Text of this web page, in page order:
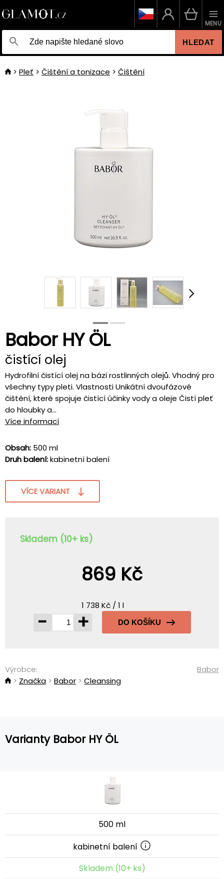
HLEDAT
MENU
Pleť Čištění a tonizace Čištění
Babor HY ÖL
čistící olej
Hydrofilní čistící olej na bázi rostlinných olejů. Vhodný pro
všechny typy pleti. Vlastnosti Unikátní dvoufázové
čištění, které spojuje čistící účinky vody a oleje Čistí pleť
do hloubky a...
Více informací
Obsah: 500 ml
Druh balení:kabinetní balení
VÍCE VARIANT
Skladem (10+ ks)
869 Kč
1 738 Kč / 1 l
- + DO KOŠÍKU
Výrobce:
Babor
Značka
Babor Cleansing
Varianty Babor HY ÖL
500 ml
kabinetní balení
Skladem (10+ ks)